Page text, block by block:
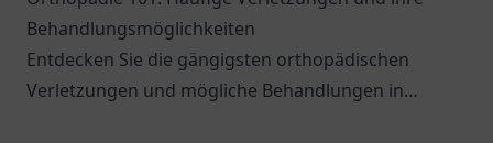
Behandlungsmöglichkeiten
Entdecken Sie die gängigsten orthopädischen
Verletzungen und mögliche Behandlungen in